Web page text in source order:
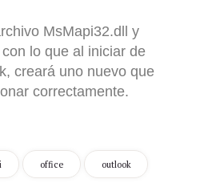
MsMapi32.dll y
lo que al iniciar de
creará uno nuevo que
correctamente.
office outlook